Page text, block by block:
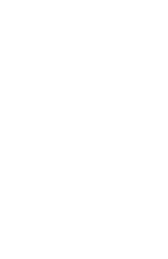
арендуйте у нас в
и на длительный